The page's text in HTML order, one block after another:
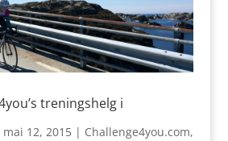
treningshelg i
mai 12, 2015| Challenge4you.com,